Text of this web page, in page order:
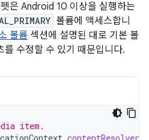
은 Android 10 이상을 실행하는
볼륨에 액세스합니
볼륨 섹션에 설명된 대로 기본 볼
수정할 수 있기 때문입니다.
item.